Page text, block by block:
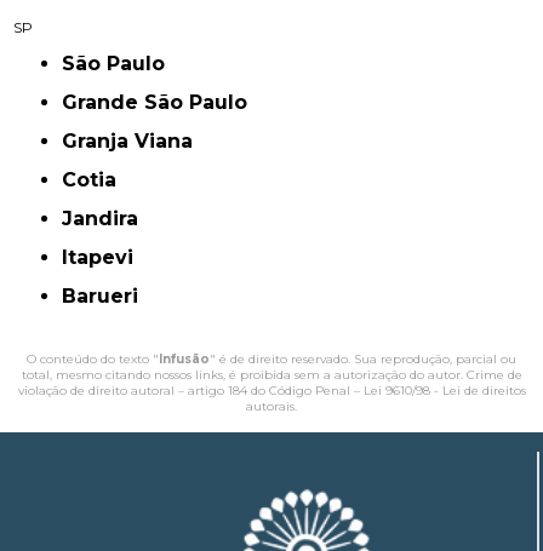
SP
São Paulo
Grande São Paulo
Granja Viana
Cotia
Jandira
Itapevi
Barueri
O conteúdo do texto "Infusão" é de direito reservado. Sua reprodução, parcial ou
total, mesmo citando nossos links, é proibida sem a autorização do autor. Crime de
violação de direito autoral – artigo 184 do Código Penal – Lei 9610/98 - Lei de direitos
autorais.